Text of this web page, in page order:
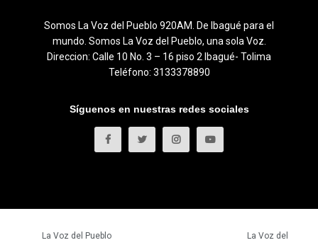
Somos La Voz del Pueblo 920AM. De Ibagué para el
mundo. Somos La Voz del Pueblo, una sola Voz.
Direccion: Calle 10 No. 3 – 16 piso 2 Ibagué- Tolima
Teléfono: 3133378890
Síguenos en nuestras redes sociales
La Voz del Pueblo La Voz del